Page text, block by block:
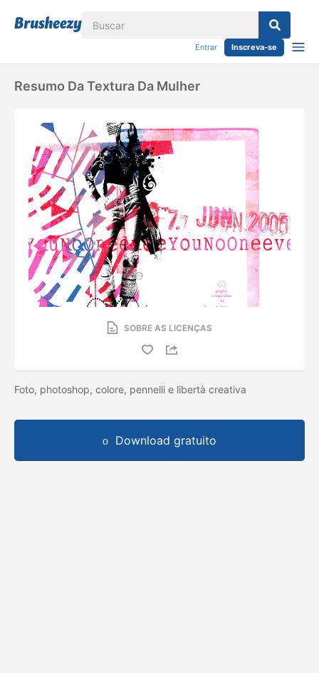
Entrar Inscreva-se
Resumo Da Textura Da Mulher
SOBRE AS LICENÇAS
Foto, photoshop, colore, pennelli e libertà creativa
Download gratuito